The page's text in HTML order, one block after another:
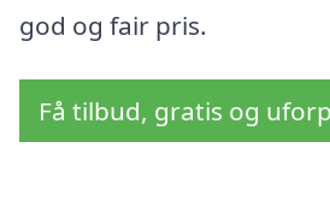
god og fair pris.
Få tilbud, gratis og